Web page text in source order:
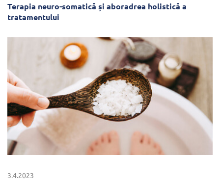
Terapia neuro-somatică și aboradrea holistică a
tratamentului
3.4.2023